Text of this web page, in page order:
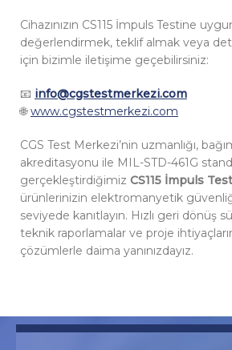
Cihazınızın CS115 İmpuls Testine
değerlendirmek, teklif almak veya
için bizimle iletişime geçebilirsiniz:
📧 info@cgstestmerkezi.com
🌐www.cgstestmerkezi.com
CGS Test Merkezi’nin uzmanlığı,
akreditasyonu ile MIL-STD-461G
gerçekleştirdiğimiz CS115 İmpuls
ürünlerinizin elektromanyetik
seviyede kanıtlayın. Hızlı geri dönüş
teknik raporlamalar ve proje
çözümlerle daima yanınızdayız.